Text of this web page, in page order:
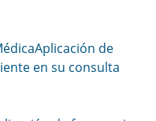
Aplicación de
en su consulta